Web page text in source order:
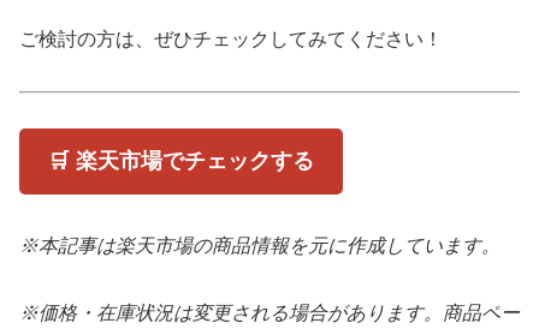
ご検討の方は、ぜひチェックしてみてください！
🛒 楽天市場でチェックする
※本記事は楽天市場の商品情報を元に作成しています。
※価格・在庫状況は変更される場合があります。商品ペー